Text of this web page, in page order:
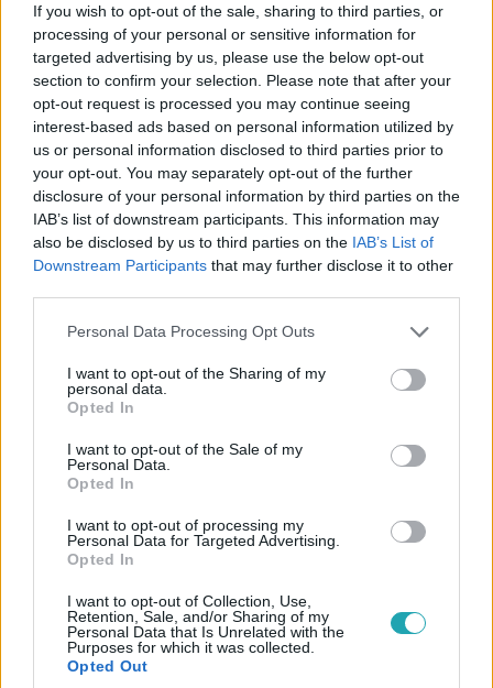
If you wish to opt-out of the sale, sharing to third parties, or
processing of your personal or sensitive information for
targeted advertising by us, please use the below opt-out
section to confirm your selection. Please note that after your
opt-out request is processed you may continue seeing
interest-based ads based on personal information utilized by
us or personal information disclosed to third parties prior to
your opt-out. You may separately opt-out of the further
disclosure of your personal information by third parties on the
IAB’s list of downstream participants. This information may
also be disclosed by us to third parties on the IAB’s List of
Downstream Participants that may further disclose it to other
Please note that this website/app uses one or more Google
not limited to your visit or usage behaviour. You may click to
grant or deny consent to Google and its third-party tags to
use your data for below specified purposes in below Google
consent section.
Personal Data Processing Opt Outs
I want to opt-out of the Sharing of my
personal data.
Opted In
I want to opt-out of the Sale of my
Personal Data.
Opted In
I want to opt-out of processing my
Personal Data for Targeted Advertising.
Opted In
I want to opt-out of Collection, Use,
Retention, Sale, and/or Sharing of my
Personal Data that Is Unrelated with the
Purposes for which it was collected.
Opted Out
Jön az Éden Hotel utolsó Párválasztó ceremóniája, ahol
egy lány számára véget ér a küzdelem a 20 millió
forintért. Fanninak meginog a bizalma Norbival
kapcsolatban, esélyt kapnak a játékosok, hogy valaki 3
millió forinttal azonnal távozzon a luxushotelből, majd
meg kell nevezniük azokat a srácokat, akik szerintük nem
érdemlik meg, hogy a fináléba kerüljenek. Szerda este
folytatódik az Éden Hotel az RTL-en.
2024. január 22. 22:10
Két kiesett játékos is visszatért az Éden Hotelbe
Az Éden Hotel játékosai az udvaron játszottak, amikor
hirtelen felbukkant Balázs, majd Jázmin is, hogy
keményen megmondják a véleményüket a többieknek,
akiknek mozdulatlanul és szó nélkül kellett tűrniük.
Később kitört a buli a luxushotelben, ahol Arni és Adri
engedtek vágyaiknak, Szani ráhajtott Janira, Kendy pedig
meztelenül adta át magát az élvezeteknek. Utóbbinak